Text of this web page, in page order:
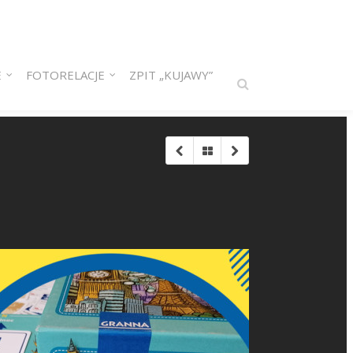
FOTORELACJE ZPIT „KUJAWY”